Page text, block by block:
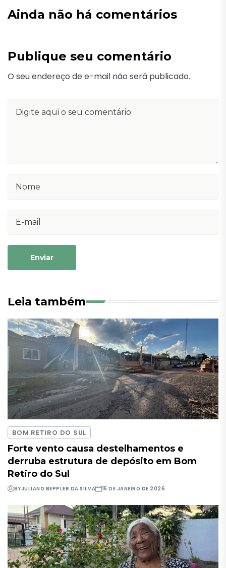
Ainda não há comentários
Publique seu comentário
O seu endereço de e-mail não será publicado.
Enviar
Leia também
BOM RETIRO DO SUL
Forte vento causa destelhamentos e
derruba estrutura de depósito em Bom
Retiro do Sul
BYJULIANO BEPPLER DA SILVA 15 DE JANEIRO DE 2026